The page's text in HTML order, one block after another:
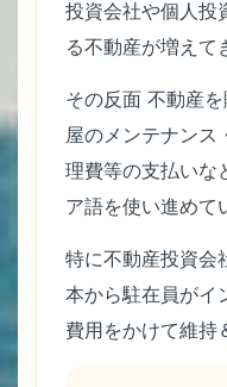
投資会社や個人投
る不動産が増えて
その反面 不動産
屋のメンテナンス
理費等の支払いな
ア語を使い進めて
特に不動産投資会
本から駐在員がイ
費用をかけて維持